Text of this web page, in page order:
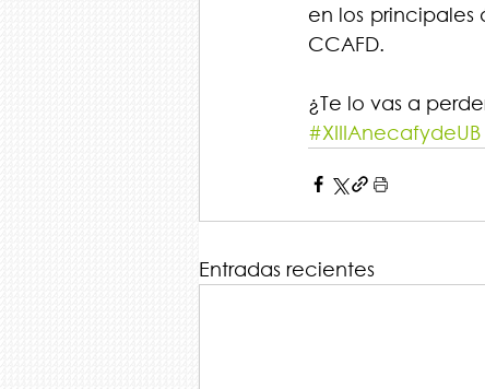
en los principales
CCAFD.
¿Te lo vas a
#XIIIAnecafydeUB
Entradas recientes